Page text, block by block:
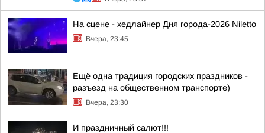
На сцене - хедлайнер Дня города-2026 Niletto
Вчера, 23:45
Ещё одна традиция городских праздников -
разъезд на общественном транспорте)
Вчера, 23:30
И праздничный салют!!!